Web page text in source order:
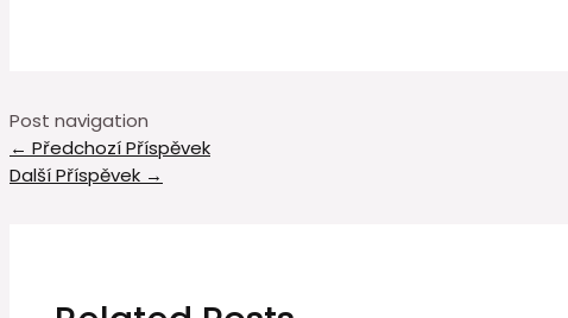
Post navigation
← Předchozí Příspěvek
Další Příspěvek →